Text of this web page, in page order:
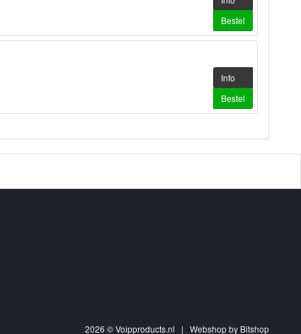
Bestel
Info
Bestel
2026 © Voipproducts.nl | Webshop by Bitshop